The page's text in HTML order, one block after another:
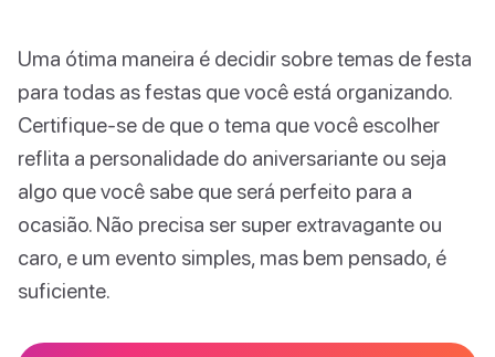
Uma ótima maneira é decidir sobre temas de festa
para todas as festas que você está organizando.
Certifique-se de que o tema que você escolher
reflita a personalidade do aniversariante ou seja
algo que você sabe que será perfeito para a
ocasião. Não precisa ser super extravagante ou
caro, e um evento simples, mas bem pensado, é
suficiente.